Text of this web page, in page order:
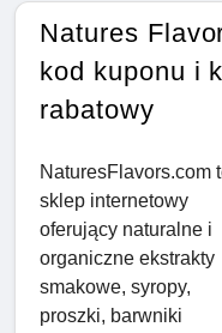
Natures
kod kuponu i
rabatowy
NaturesFlavors.com
sklep internetowy
oferujący naturalne i
organiczne ekstrakty
smakowe, syropy,
proszki, barwniki